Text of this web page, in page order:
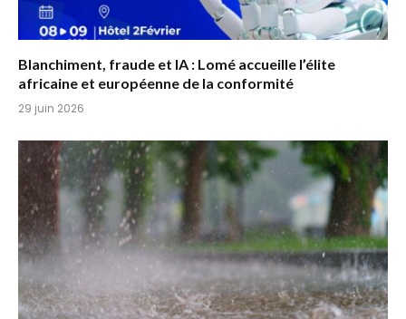
Blanchiment, fraude et IA : Lomé accueille l’élite
africaine et européenne de la conformité
29 juin 2026